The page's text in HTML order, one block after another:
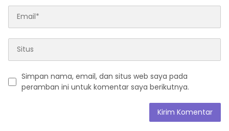
Simpan nama, email, dan situs web saya pada
peramban ini untuk komentar saya berikutnya.